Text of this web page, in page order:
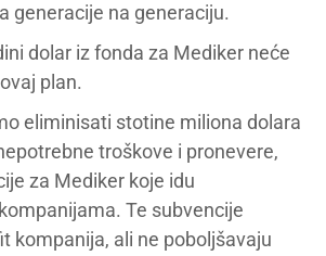
generacije na generaciju.
dolar iz fonda za Mediker neće
plan.
eliminisati stotine miliona dolara
troškove i pronevere,
za Mediker koje idu
Te subvencije
kompanija, ali ne poboljšavaju